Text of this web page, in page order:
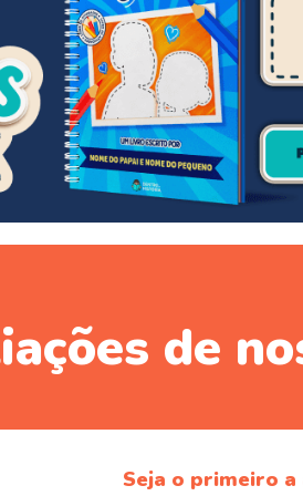
de
Seja o primeiro